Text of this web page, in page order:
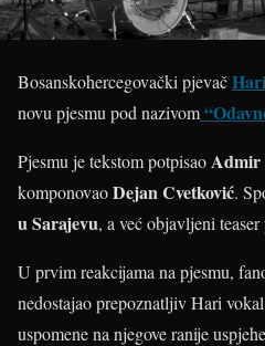
Bosanskohercegovački pjevač
novu pjesmu pod nazivom
Pjesmu je tekstom potpisaoAdmir
komponovaoDejan Cvetković.
u Sarajevu, a već objavljeni
U prvim reakcijama na pjesmu,
nedostajao prepoznatljiv Hari
uspomene na njegove ranije